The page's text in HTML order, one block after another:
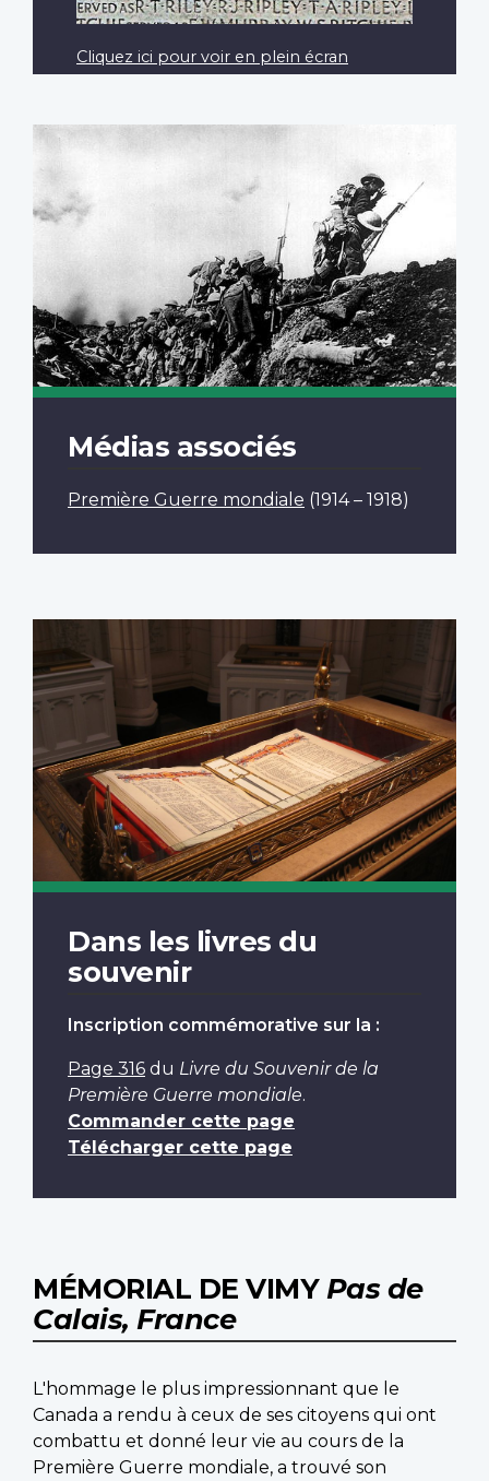
Cliquez ici pour voir en plein écran
Médias associés
Première Guerre mondiale (1914 – 1918)
Dans les livres du
souvenir
Inscription commémorative sur la :
Page 316 du Livre du Souvenir de la
Première Guerre mondiale.
Commander cette page
Télécharger cette page
MÉMORIAL DE VIMY Pas de
Calais, France
L'hommage le plus impressionnant que le
Canada a rendu à ceux de ses citoyens qui ont
combattu et donné leur vie au cours de la
Première Guerre mondiale, a trouvé son